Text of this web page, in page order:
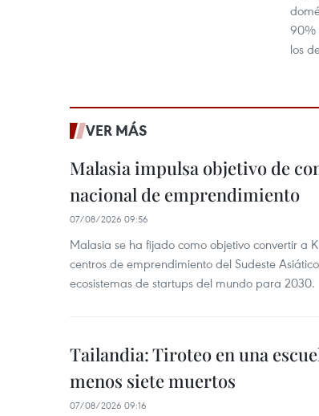
90%
los
VER MÁS
Malasia impulsa objetivo de
nacional de emprendimiento
07/08/2026 09:56
Malasia se ha fijado como objetivo convertir a
centros de emprendimiento del Sudeste
ecosistemas de startups del mundo para 2030.
Tailandia: Tiroteo en una
menos siete muertos
07/08/2026 09:16